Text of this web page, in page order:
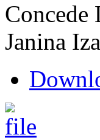
Concede
Janina